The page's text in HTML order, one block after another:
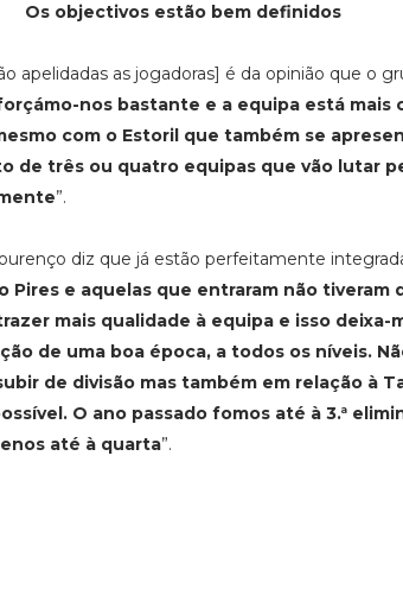
Os objectivos estão bem definidos
apelidadas as jogadoras] é da opinião que o
nos bastante e a equipa está mais
com o Estoril que também se
de três ou quatro equipas que vão lutar
”.
diz que já estão perfeitamente
Pires e aquelas que entraram não tiveram
mais qualidade à equipa e isso
de uma boa época, a todos os níveis.
de divisão mas também em relação à
O ano passado fomos até à 3.ª
até à quarta”.